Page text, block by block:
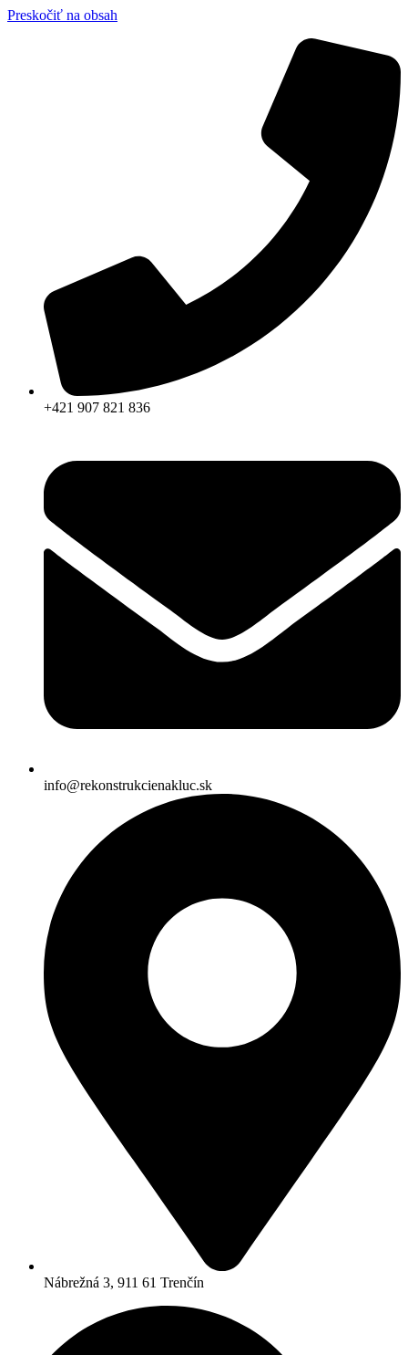
Preskočiť na obsah
+421 907 821 836
info@rekonstrukcienakluc.sk
Nábrežná 3, 911 61 Trenčín